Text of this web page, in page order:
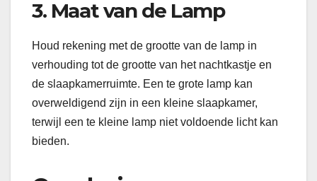
3. Maat van de Lamp
Houd rekening met de grootte van de lamp in
verhouding tot de grootte van het nachtkastje en
de slaapkamerruimte. Een te grote lamp kan
overweldigend zijn in een kleine slaapkamer,
terwijl een te kleine lamp niet voldoende licht kan
bieden.